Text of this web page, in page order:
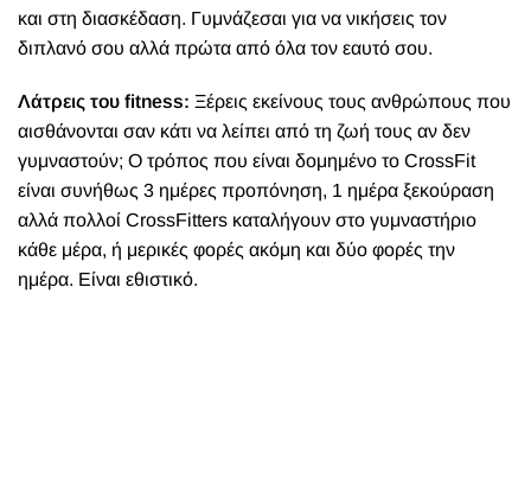
και στη διασκέδαση. Γυμνάζεσαι για να νικήσεις τον
διπλανό σου αλλά πρώτα από όλα τον εαυτό σου.
Λάτρεις του fitness: Ξέρεις εκείνους τους ανθρώπους που
αισθάνονται σαν κάτι να λείπει από τη ζωή τους αν δεν
γυμναστούν; Ο τρόπος που είναι δομημένο το CrossFit
είναι συνήθως 3 ημέρες προπόνηση, 1 ημέρα ξεκούραση
αλλά πολλοί CrossFitters καταλήγουν στο γυμναστήριο
κάθε μέρα, ή μερικές φορές ακόμη και δύο φορές την
ημέρα. Είναι εθιστικό.